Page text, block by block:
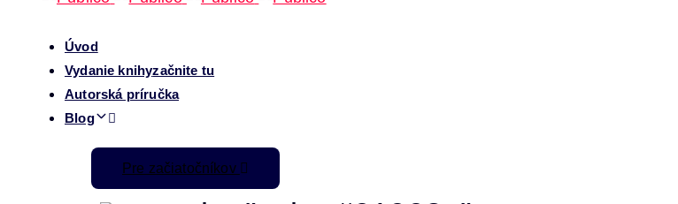
Úvod
Vydanie knihyzačnite tu
Autorská príručka
Blog
Pre začiatočníkov